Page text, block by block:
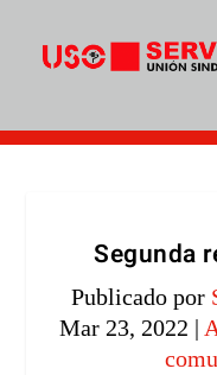
Segunda
Publicado por
Mar 23, 2022 |